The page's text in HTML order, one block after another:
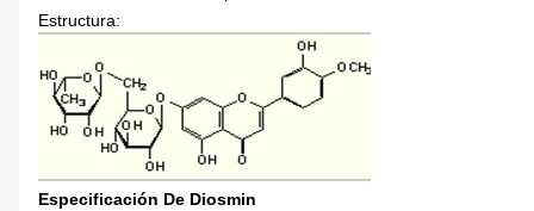
Estructura:
Especificación De Diosmin